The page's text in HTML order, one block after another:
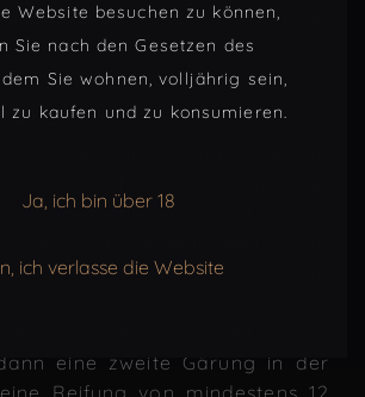
Lehm- und Kalkböden in
Pressen gepresst und
eine zweite Gärung in der
Reifung von mindestens 12
Website besuchen zu können,
Sie nach den Gesetzen des
Sie wohnen, volljährig sein,
zu kaufen und zu konsumieren.
Ja, ich bin über 18
ich verlasse die Website